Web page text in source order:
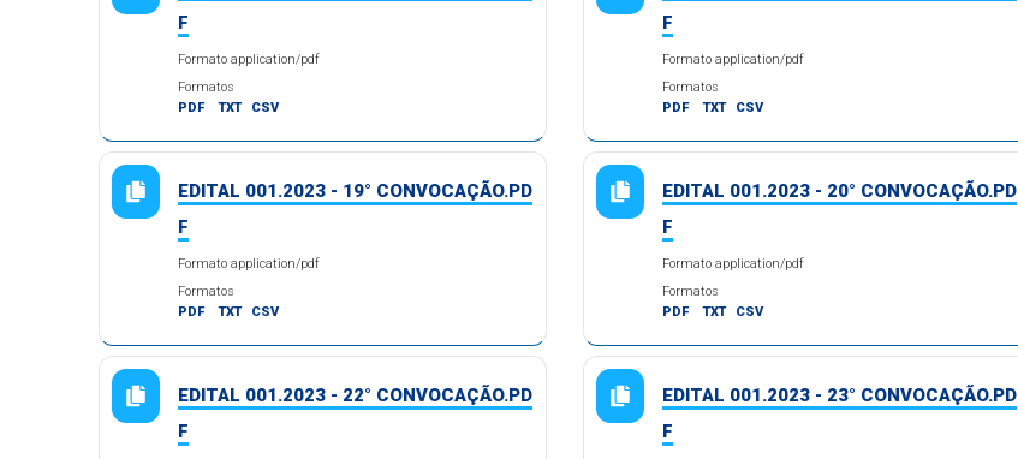
F
Formato application/pdf
Formatos
PDF
TXT CSV
F
Formato application/pdf
Formatos
PDF
TXT CSV
EDITAL 001.2023 - 19° CONVOCAÇÃO.PD
F
Formato application/pdf
Formatos
PDF
TXT CSV
EDITAL 001.2023 - 20° CONVOCAÇÃO.PD
F
Formato application/pdf
Formatos
PDF
TXT CSV
EDITAL 001.2023 - 22° CONVOCAÇÃO.PD
F
EDITAL 001.2023 - 23° CONVOCAÇÃO.PD
F